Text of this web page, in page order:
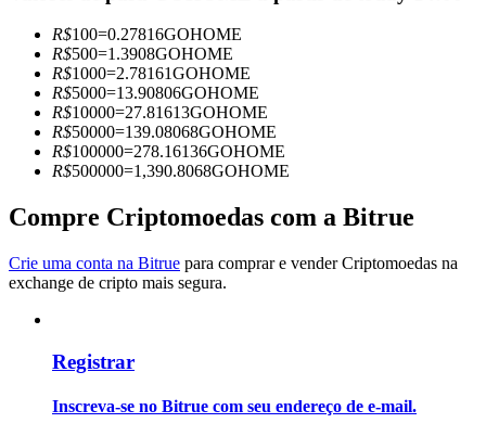
Informação
Análise de big data, incluindo informações comerciais, etc.
R$100=0.27816GOHOME
R$500=1.3908GOHOME
R$1000=2.78161GOHOME
R$5000=13.90806GOHOME
R$10000=27.81613GOHOME
R$50000=139.08068GOHOME
R$100000=278.16136GOHOME
R$500000=1,390.8068GOHOME
Compre Criptomoedas com a Bitrue
Crie uma conta na Bitrue para comprar e vender Criptomoedas na
exchange de cripto mais segura.
Registrar
Inscreva-se no Bitrue com seu endereço de e-mail.